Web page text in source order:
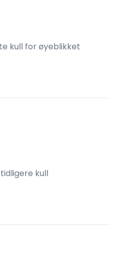
kull for øyeblikket
kull